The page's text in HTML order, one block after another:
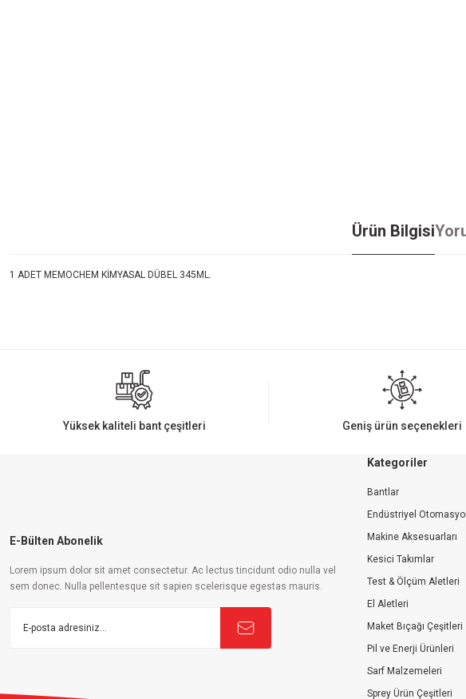
Ürün Bilgisi
1 ADET MEMOCHEM KİMYASAL DÜBEL 345ML.
Ürün resmi kalitesiz, bozuk veya görüntülenemiyor.
Ürün açıklamasında eksik bilgiler bulunuyor.
Yüksek kaliteli bant çeşitleri Geniş ürün seçenekleri
E-Bülten Abonelik
Lorem ipsum dolor sit amet consectetur. Ac lectus tincidunt odio nulla vel
sem donec. Nulla pellentesque sit sapien scelerisque egestas mauris.
Kategoriler
Bantlar
Endüstriyel
Makine Aksesuarları
Kesici Takımlar
Test & Ölçüm Aletleri
El Aletleri
Maket Bıçağı Çeşitleri
Pil ve Enerji Ürünleri
Sarf Malzemeleri
Sprey Ürün Çeşitleri